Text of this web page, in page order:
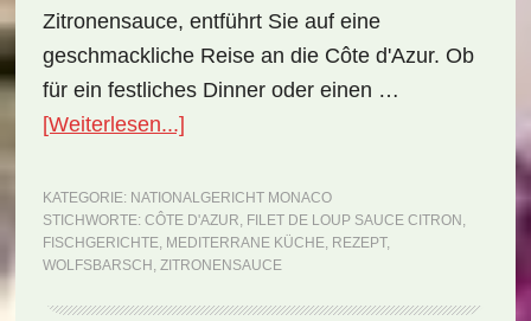
Zitronensauce, entführt Sie auf eine
geschmackliche Reise an die Côte d'Azur. Ob
für ein festliches Dinner oder einen …
[Weiterlesen...]ÜberNationalgericht
Filet
de
Loup
KATEGORIE: NATIONALGERICHT MONACO
STICHWORTE: CÔTE D'AZUR, FILET DE LOUP SAUCE CITRON ,
FISCHGERICHTE, MEDITERRANE KÜCHE, REZEPT,
WOLFSBARSCH , ZITRONENSAUCE